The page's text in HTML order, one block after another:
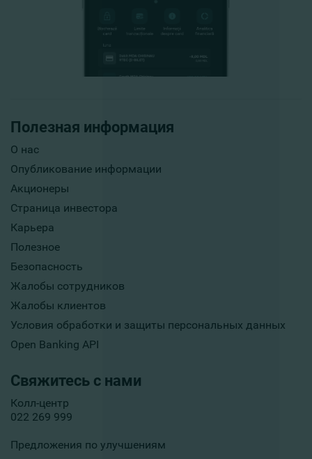
Полезная информация
О нас
Опубликование информации
Акционеры
Страница инвестора
Карьера
Полезное
Безопасность
Жалобы сотрудников
Жалобы клиентов
Условия обработки и защиты персональных данных
Open Banking API
Свяжитесь с нами
Колл-центр
022 269 999
Предложения по улучшениям